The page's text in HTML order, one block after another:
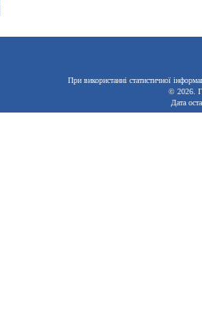
При використанні статистичної
© 2026.
Дата